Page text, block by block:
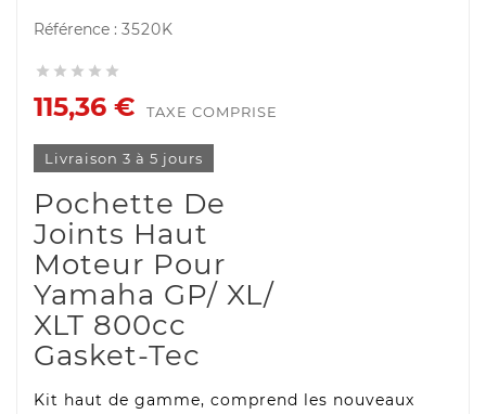
Référence : 3520K
    
115,36 € TAXE COMPRISE
Livraison 3 à 5 jours
Pochette De
Joints Haut
Moteur Pour
Yamaha GP/ XL/
XLT 800cc
Gasket-Tec
Kit haut de gamme, comprend les nouveaux